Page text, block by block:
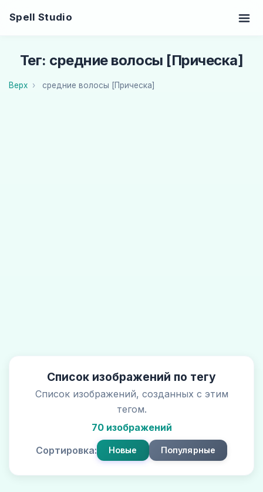
Spell Studio
Тег: средние волосы [Прическа]
Верх средние волосы [Прическа]
Список изображений по тегу
Список изображений, созданных с этим
тегом.
70 изображений
Сортировка:
Новые Популярные